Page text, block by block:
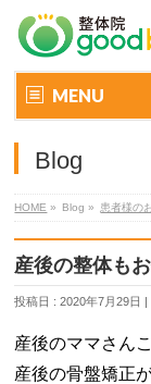
MENU
Blog
HOME » Blog » 患者様の
産後の整体も
投稿日 : 2020年7月29日 |
産後のママさん
産後の骨盤矯正